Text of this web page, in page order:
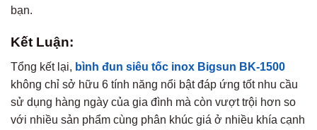
bạn.
Kết Luận:
Tổng kết lại, bình đun siêu tốc inox Bigsun BK-1500
không chỉ sở hữu 6 tính năng nổi bật đáp ứng tốt nhu cầu
sử dụng hàng ngày của gia đình mà còn vượt trội hơn so
với nhiều sản phẩm cùng phân khúc giá ở nhiều khía cạnh